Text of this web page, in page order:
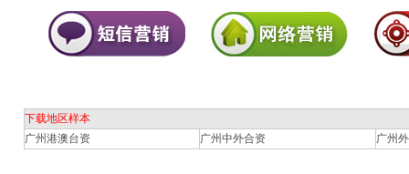
下载地区样本
广州港澳台资
广州中外合资 广州